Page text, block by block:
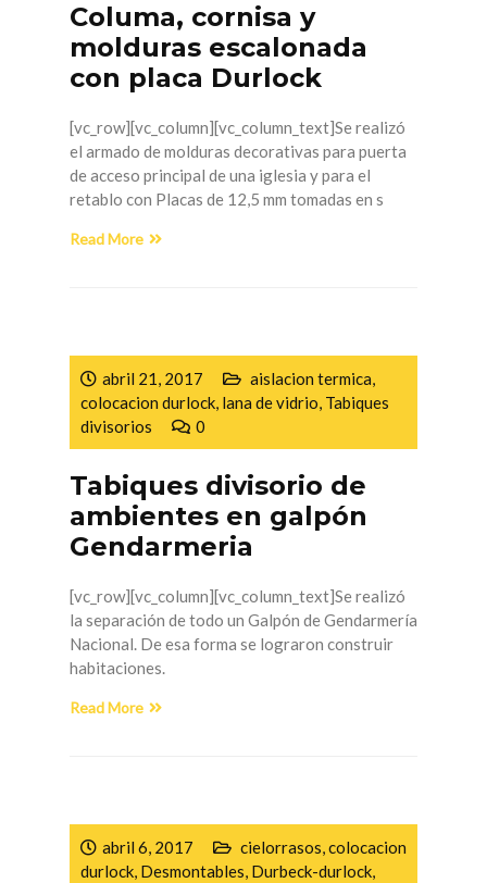
Columa, cornisa y
molduras escalonada
con placa Durlock
[vc_row][vc_column][vc_column_text]Se realizó
el armado de molduras decorativas para puerta
de acceso principal de una iglesia y para el
retablo con Placas de 12,5 mm tomadas en s
Read More
abril 21, 2017 aislacion termica,
colocacion durlock, lana de vidrio, Tabiques
divisorios
0
Tabiques divisorio de
ambientes en galpón
Gendarmeria
[vc_row][vc_column][vc_column_text]Se realizó
la separación de todo un Galpón de Gendarmería
Nacional. De esa forma se lograron construir
habitaciones.
Read More
abril 6, 2017 cielorrasos,colocacion
durlock, Desmontables, Durbeck-durlock,